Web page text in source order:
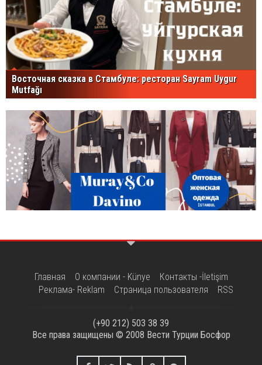
Восточная сказка в Стамбуле: ресторан Sayram Uygur
Mutfağı
Главная О компании - Künye
Контакты -İletişim
Реклама- Reklam
Страница пользователя RSS
(+90 212) 503 38 39
Все права защищены © 2008 Вести Турции Босфор